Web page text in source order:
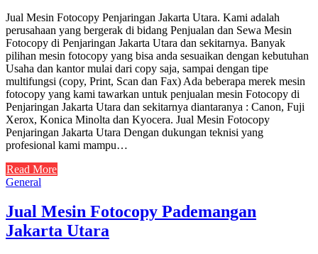
Jual Mesin Fotocopy Penjaringan Jakarta Utara. Kami adalah
perusahaan yang bergerak di bidang Penjualan dan Sewa Mesin
Fotocopy di Penjaringan Jakarta Utara dan sekitarnya. Banyak
pilihan mesin fotocopy yang bisa anda sesuaikan dengan kebutuhan
Usaha dan kantor mulai dari copy saja, sampai dengan tipe
multifungsi (copy, Print, Scan dan Fax) Ada beberapa merek mesin
fotocopy yang kami tawarkan untuk penjualan mesin Fotocopy di
Penjaringan Jakarta Utara dan sekitarnya diantaranya : Canon, Fuji
Xerox, Konica Minolta dan Kyocera. Jual Mesin Fotocopy
Penjaringan Jakarta Utara Dengan dukungan teknisi yang
profesional kami mampu…
Read More
General
Jual Mesin Fotocopy Pademangan
Jakarta Utara